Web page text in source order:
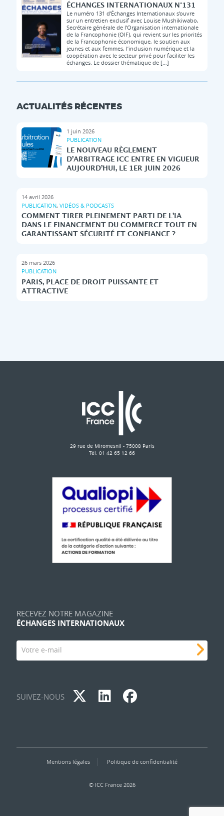
ÉCHANGES INTERNATIONAUX N°131
Le numéro 131 d’Échanges Internationaux s’ouvre
sur un entretien exclusif avec Louise Mushikiwabo,
Secrétaire générale de l’Organisation internationale
de la Francophonie (OIF), qui revient sur les priorités
de la Francophonie économique, le soutien aux
jeunes et aux femmes, l’inclusion numérique et la
coopération avec le secteur privé pour faciliter les
échanges. Le dossier thématique de […]
ACTUALITÉS RÉCENTES
1 juin 2026
PUBLICATION
LE NOUVEAU RÈGLEMENT
D’ARBITRAGE ICC ENTRE EN VIGUEUR
AUJOURD’HUI, LE 1ER JUIN 2026
14 avril 2026
PUBLICATION, VIDÉOS & PODCASTS
COMMENT TIRER PLEINEMENT PARTI DE L’IA
DANS LE FINANCEMENT DU COMMERCE TOUT EN
GARANTISSANT SÉCURITÉ ET CONFIANCE ?
26 mars 2026
PUBLICATION
PARIS, PLACE DE DROIT PUISSANTE ET
ATTRACTIVE
29 rue de Miromesnil - 75008 Paris
Tél. 01 42 65 12 66
RECEVEZ NOTRE MAGAZINE
ÉCHANGES INTERNATIONAUX
Votre e-mail
SUIVEZ-NOUS
Mentions légales Politique de confidentialité
© ICC France 2026